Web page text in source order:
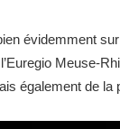
évidemment
Meuse-
également de la